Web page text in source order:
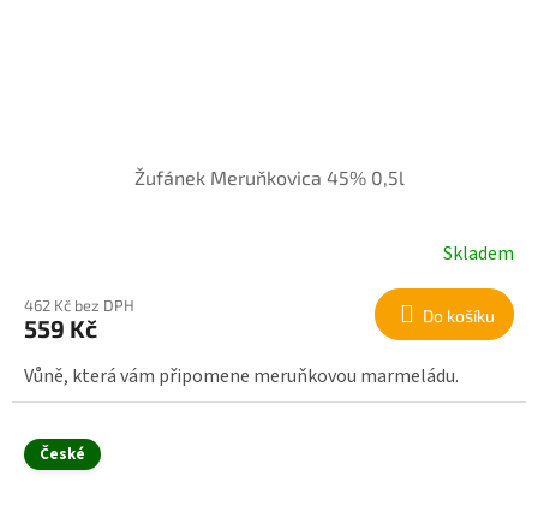
Žufánek Meruňkovica 45% 0,5l
Skladem
462 Kč bez DPH
559 Kč Do košíku
Vůně, která vám připomene meruňkovou marmeládu.
České